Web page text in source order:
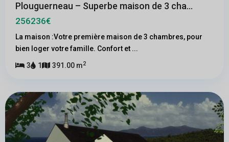
Plouguerneau – Superbe maison de 3 cha...
256236€
La maison :Votre première maison de 3 chambres, pour
bien loger votre famille. Confort et ...
3 1 391.00 m2